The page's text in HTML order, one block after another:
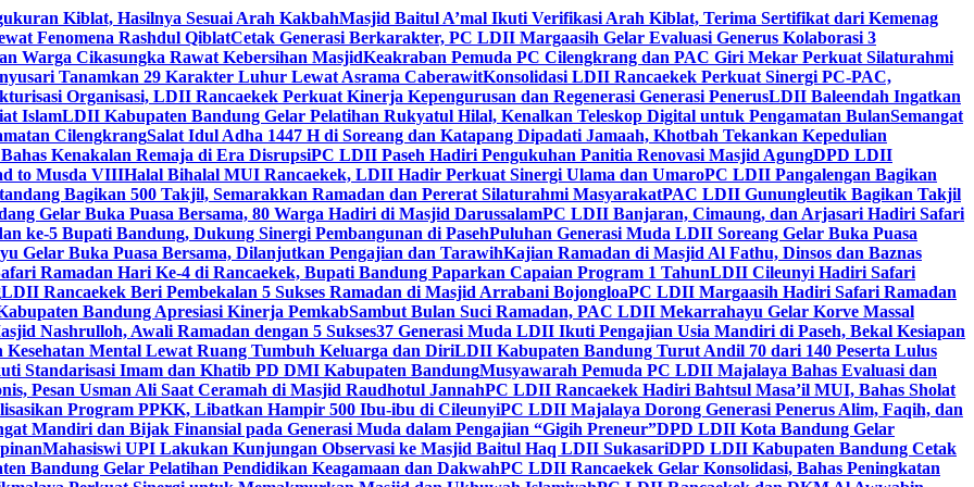
Kiblat, Hasilnya Sesuai Arah KakbahMasjid Baitul A’mal Ikuti Verifikasi Arah Kiblat, Terima Sertifikat dari Kemenag
Fenomena Rashdul QiblatCetak Generasi Berkarakter, PC LDII Margaasih Gelar Evaluasi Generus Kolaborasi 3
Warga Cikasungka Rawat Kebersihan MasjidKeakraban Pemuda PC Cilengkrang dan PAC Giri Mekar Perkuat Silaturahmi
Tanamkan 29 Karakter Luhur Lewat Asrama CaberawitKonsolidasi LDII Rancaekek Perkuat Sinergi PC-PAC,
Organisasi, LDII Rancaekek Perkuat Kinerja Kepengurusan dan Regenerasi Generasi PenerusLDII Baleendah Ingatkan
IslamLDII Kabupaten Bandung Gelar Pelatihan Rukyatul Hilal, Kenalkan Teleskop Digital untuk Pengamatan BulanSemangat
CilengkrangSalat Idul Adha 1447 H di Soreang dan Katapang Dipadati Jamaah, Khotbah Tekankan Kepedulian
Kenakalan Remaja di Era DisrupsiPC LDII Paseh Hadiri Pengukuhan Panitia Renovasi Masjid AgungDPD LDII
to Musda VIIIHalal Bihalal MUI Rancaekek, LDII Hadir Perkuat Sinergi Ulama dan UmaroPC LDII Pangalengan Bagikan
Bagikan 500 Takjil, Semarakkan Ramadan dan Pererat Silaturahmi MasyarakatPAC LDII Gunungleutik Bagikan Takjil
Gelar Buka Puasa Bersama, 80 Warga Hadiri di Masjid DarussalamPC LDII Banjaran, Cimaung, dan Arjasari Hadiri Safari
ke-5 Bupati Bandung, Dukung Sinergi Pembangunan di PasehPuluhan Generasi Muda LDII Soreang Gelar Buka Puasa
Gelar Buka Puasa Bersama, Dilanjutkan Pengajian dan TarawihKajian Ramadan di Masjid Al Fathu, Dinsos dan Baznas
Ramadan Hari Ke-4 di Rancaekek, Bupati Bandung Paparkan Capaian Program 1 TahunLDII Cileunyi Hadiri Safari
LDII Rancaekek Beri Pembekalan 5 Sukses Ramadan di Masjid Arrabani BojongloaPC LDII Margaasih Hadiri Safari Ramadan
Bandung Apresiasi Kinerja PemkabSambut Bulan Suci Ramadan, PAC LDII Mekarrahayu Gelar Korve Massal
Nashrulloh, Awali Ramadan dengan 5 Sukses37 Generasi Muda LDII Ikuti Pengajian Usia Mandiri di Paseh, Bekal Kesiapan
Mental Lewat Ruang Tumbuh Keluarga dan DiriLDII Kabupaten Bandung Turut Andil 70 dari 140 Peserta Lulus
Standarisasi Imam dan Khatib PD DMI Kabupaten BandungMusyawarah Pemuda PC LDII Majalaya Bahas Evaluasi dan
Pesan Usman Ali Saat Ceramah di Masjid Raudhotul JannahPC LDII Rancaekek Hadiri Bahtsul Masa’il MUI, Bahas Sholat
Program PPKK, Libatkan Hampir 500 Ibu-ibu di CileunyiPC LDII Majalaya Dorong Generasi Penerus Alim, Faqih, dan
Mandiri dan Bijak Finansial pada Generasi Muda dalam Pengajian “Gigih Preneur”DPD LDII Kota Bandung Gelar
Mahasiswi UPI Lakukan Kunjungan Observasi ke Masjid Baitul Haq LDII SukasariDPD LDII Kabupaten Bandung Cetak
Bandung Gelar Pelatihan Pendidikan Keagamaan dan DakwahPC LDII Rancaekek Gelar Konsolidasi, Bahas Peningkatan